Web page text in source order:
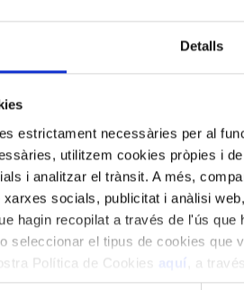
Detalls
estrictament necessàries per al
utilitzem cookies pròpies i
i analitzar el trànsit. A més,
socials, publicitat i anàlisi
hagin recopilat a través de l'ús
seleccionar el tipus de cookies
Política de Cookies
aquí
, a
a
diversos,
des del